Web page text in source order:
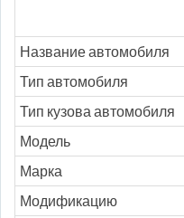
Название автомобиля
Тип автомобиля
Тип кузова автомобиля
Модель
Марка
Модификацию